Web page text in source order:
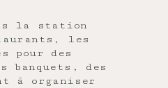
la station
les
pour des
banquets, des
à organiser